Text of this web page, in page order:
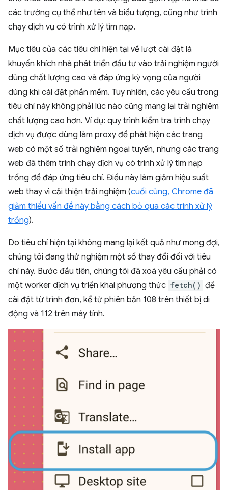
các trường cụ thể như tên và biểu tượng, cũng như trình
chạy dịch vụ có trình xử lý tìm nạp.
Mục tiêu của các tiêu chí hiện tại về lượt cài đặt là
khuyến khích nhà phát triển đầu tư vào trải nghiệm người
dùng chất lượng cao và đáp ứng kỳ vọng của người
dùng khi cài đặt phần mềm. Tuy nhiên, các yêu cầu trong
tiêu chí này không phải lúc nào cũng mang lại trải nghiệm
chất lượng cao hơn. Ví dụ: quy trình kiểm tra trình chạy
dịch vụ được dùng làm proxy để phát hiện các trang
web có một số trải nghiệm ngoại tuyến, nhưng các trang
web đã thêm trình chạy dịch vụ có trình xử lý tìm nạp
trống để đáp ứng tiêu chí. Điều này làm giảm hiệu suất
web thay vì cải thiện trải nghiệm (cuối cùng, Chrome đã
giảm thiểu vấn đề này bằng cách bỏ qua các trình xử lý
trống).
Do tiêu chí hiện tại không mang lại kết quả như mong đợi,
chúng tôi đang thử nghiệm một số thay đổi đối với tiêu
chí này. Bước đầu tiên, chúng tôi đã xoá yêu cầu phải có
một worker dịch vụ triển khai phương thức fetch() để
cài đặt từ trình đơn, kể từ phiên bản 108 trên thiết bị di
động và 112 trên máy tính.